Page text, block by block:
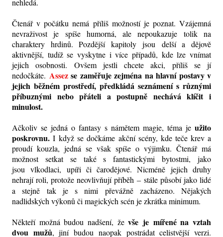
nehledá.
Čtenář v počátku nemá příliš možností je poznat. Vzájemná
nevraživost je spíše humorná, ale nepoukazuje tolik na
charaktery hrdinů. Pozdější kapitoly jsou delší a dějově
aktivnější, tudíž se vyskytne i více případů, kde lze vnímat
jejich osobnosti. Ovšem jestli chcete akci, příliš se jí
nedočkáte. Assezse zaměřuje zejména na hlavní postavy v
jejich běžném prostředí, předkládá seznámení s různými
příbuznými nebo přáteli a postupně nechává klíčit i
minulost.
Ačkoliv se jedná o fantasy s námětem magie, téma je užito
poskrovnu.I když se dočkáme akční scény, kde teče krev a
proudí kouzla, jedná se však spíše o výjimku. Čtenář má
možnost setkat se také s fantastickými bytostmi, jako
jsou vlkodlaci, upíři či čarodějové. Nicméně jejich druhy
nehrají roli, protože neovlivňují příběh – stále působí jako lidé
a stejně tak je s nimi převážně zacházeno. Nějakých
nadlidských výkonů či magických scén je zkrátka minimum.
Někteří možná budou nadšení, ževše je mířené na vztah
dvou mužů, jiní budou naopak postrádat celistvější verzi.